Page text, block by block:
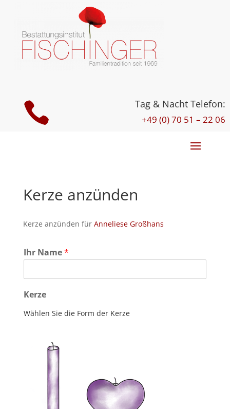
 Tag & Nacht Telefon:
+49 (0) 70 51 – 22 06
Kerze anzünden
Kerze anzünden für Anneliese Großhans
Ihr Name*
Kerze
Wählen Sie die Form der Kerze